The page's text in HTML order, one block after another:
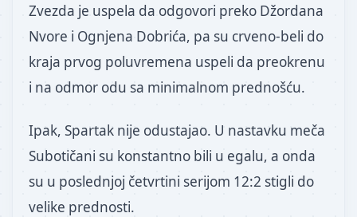
Zvezda je uspela da odgovori preko Džordana
Nvore i Ognjena Dobrića, pa su crveno-beli do
kraja prvog poluvremena uspeli da preokrenu
i na odmor odu sa minimalnom prednošću.
Ipak, Spartak nije odustajao. U nastavku meča
Subotičani su konstantno bili u egalu, a onda
su u poslednjoj četvrtini serijom 12:2 stigli do
velike prednosti.